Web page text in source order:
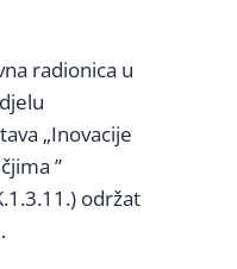
radionica u
„Inovacije
”
održat